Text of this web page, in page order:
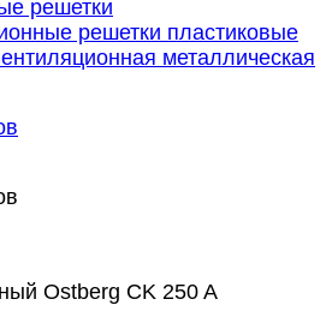
решетки
решетки пластиковые
металлическая
Ostberg CK 250 A